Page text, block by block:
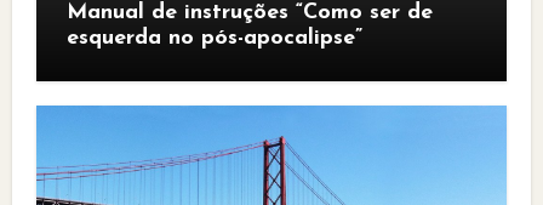
Manual de instruções “Como ser de
esquerda no pós-apocalipse”